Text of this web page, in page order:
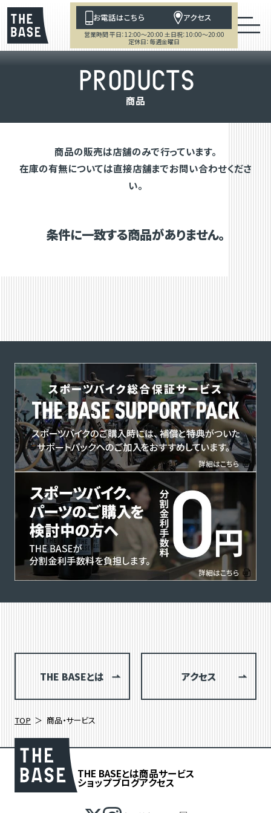
お電話はこちら アクセス
営業時間 平日：12:00～20:00 土日祝：10:00～20:00
定休日：毎週金曜日
PRODUCTS
商品
商品の販売は店舗のみで行っています。
在庫の有無については直接店舗までお問い合わせくださ
い。
条件に一致する商品がありません。
THE BASEとは アクセス
TOP 商品・サービス
THE BASEとは商品サービス
ショップブログアクセス